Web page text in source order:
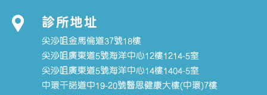
診所地址
尖沙咀金馬倫道37號18樓
尖沙咀廣東道5號海洋中心12樓1214-5室
尖沙咀廣東道5號海洋中心14樓1404-5室
中環干諾道中19-20號醫思健康大樓(中環)7樓